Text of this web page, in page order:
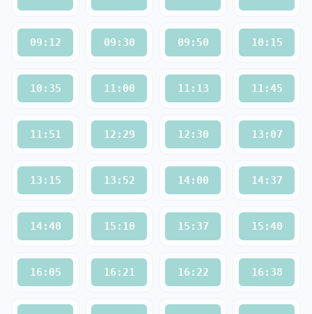
09:12 09:30 09:50 10:15
10:35 11:00 11:13 11:45
11:51 12:29 12:30 13:07
13:15 13:52 14:00 14:37
14:40 15:10 15:37 15:40
16:05 16:21 16:22 16:38